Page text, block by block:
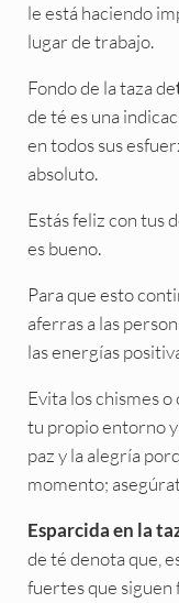
le está haciendo
lugar de trabajo.
Fondo de la taza de
de té es una
en todos sus
absoluto.
Estás feliz con tus
es bueno.
Para que esto
aferras a las
las energías
Evita los chismes
tu propio entorno
paz y la alegría
momento;
Esparcida en la
de té denota que,
fuertes que siguen